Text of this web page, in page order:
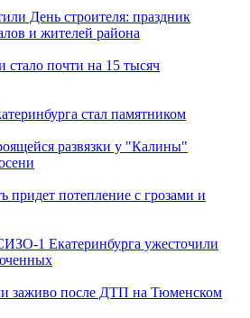
День строителя: праздник
и жителей района
стало почти на 15 тысяч
стал памятником
развязки у "Калины"
придет потепление с грозами и
1 Екатеринбурга ужесточили
заживо после ДТП на Тюменском